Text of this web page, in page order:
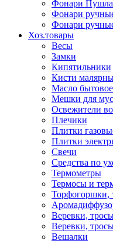
Фонари
Фонари
Фонари
Хоз.товары
Весы
Замки
Кипятильники
Кисти
Масло бытовое
Мешки для
Освежители
Плечики
Плитки
Плитки
Свечи
Средства по
Термометры
Термосы и
Торфогоршки,
Веревки,
Веревки,
Вешалки